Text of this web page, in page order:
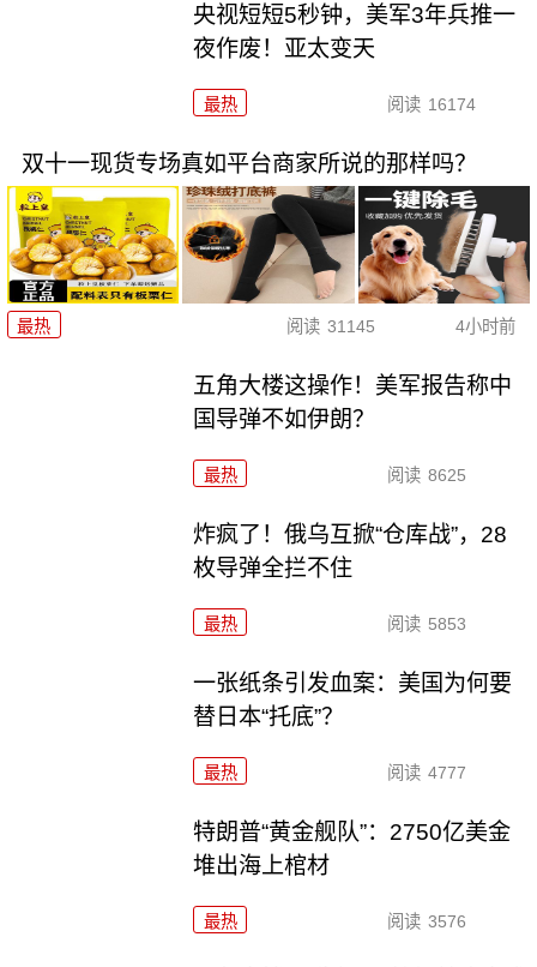
央视短短5秒钟，美军3年兵推一
夜作废！亚太变天
最热 阅读 16174
双十一现货专场真如平台商家所说的那样吗？
最热 阅读 31145 4小时前
五角大楼这操作！美军报告称中
国导弹不如伊朗？
最热 阅读 8625
炸疯了！俄乌互掀“仓库战”，28
枚导弹全拦不住
最热 阅读 5853
一张纸条引发血案：美国为何要
替日本“托底”？
最热 阅读 4777
特朗普“黄金舰队”：2750亿美金
堆出海上棺材
最热 阅读 3576